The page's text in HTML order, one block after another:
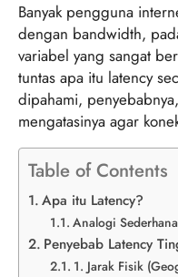
Banyak pengguna
dengan bandwidth,
variabel yang sangat
tuntas apa itu latency
dipahami,
mengatasinya agar
Table of Contents
Apa itu Latency?
Analogi Sederhana
Penyebab Latency
1. Jarak Fisik